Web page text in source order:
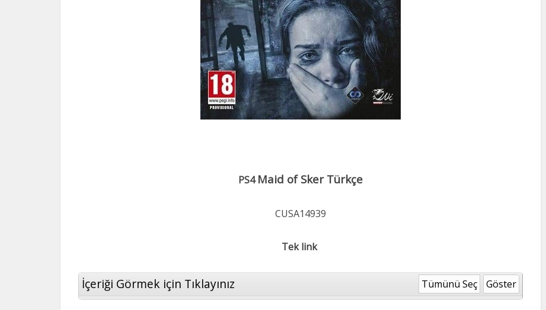
PS4Maid of Sker Türkçe
CUSA14939
Tek link
İçeriği Görmek için Tıklayınız Tümünü Seç Göster